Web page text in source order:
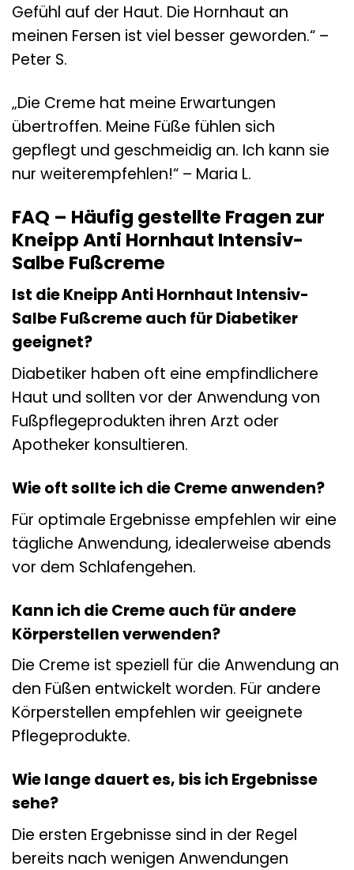
Gefühl auf der Haut. Die Hornhaut an
meinen Fersen ist viel besser geworden.“ –
Peter S.
„Die Creme hat meine Erwartungen
übertroffen. Meine Füße fühlen sich
gepflegt und geschmeidig an. Ich kann sie
nur weiterempfehlen!“ – Maria L.
FAQ – Häufig gestellte Fragen zur
Kneipp Anti Hornhaut Intensiv-
Salbe Fußcreme
Ist die Kneipp Anti Hornhaut Intensiv-
Salbe Fußcreme auch für Diabetiker
geeignet?
Diabetiker haben oft eine empfindlichere
Haut und sollten vor der Anwendung von
Fußpflegeprodukten ihren Arzt oder
Apotheker konsultieren.
Wie oft sollte ich die Creme anwenden?
Für optimale Ergebnisse empfehlen wir eine
tägliche Anwendung, idealerweise abends
vor dem Schlafengehen.
Kann ich die Creme auch für andere
Körperstellen verwenden?
Die Creme ist speziell für die Anwendung an
den Füßen entwickelt worden. Für andere
Körperstellen empfehlen wir geeignete
Pflegeprodukte.
Wie lange dauert es, bis ich Ergebnisse
sehe?
Die ersten Ergebnisse sind in der Regel
bereits nach wenigen Anwendungen